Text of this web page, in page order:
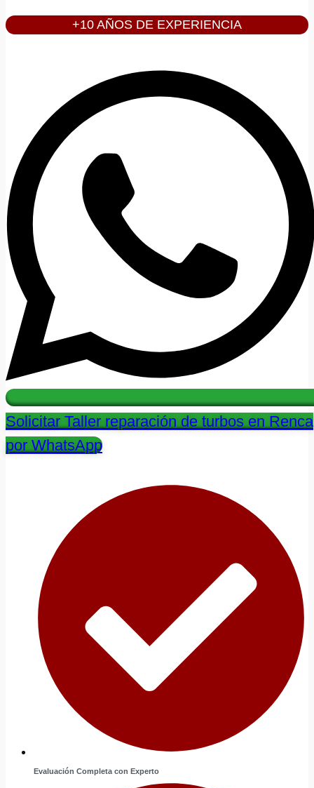
+10 AÑOS DE EXPERIENCIA
Solicitar Taller reparación de turbos en Renca
por WhatsApp
Evaluación Completa con Experto